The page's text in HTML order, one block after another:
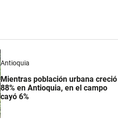
Antioquia
Mientras población urbana creció
88% en Antioquia, en el campo
cayó 6%